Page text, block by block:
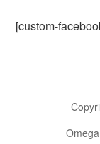
[custom-